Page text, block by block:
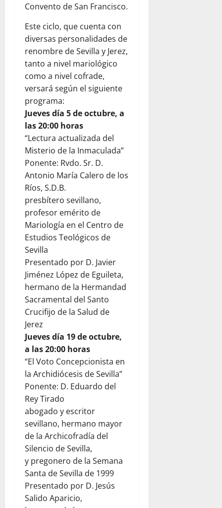
Convento de San Francisco.
Este ciclo, que cuenta con
diversas personalidades de
renombre de Sevilla y Jerez,
tanto a nivel mariológico
como a nivel cofrade,
versará según el siguiente
programa:
Jueves día 5 de octubre, a
las 20:00 horas
“Lectura actualizada del
Misterio de la Inmaculada”
Ponente: Rvdo. Sr. D.
Antonio María Calero de los
Ríos, S.D.B.
presbítero sevillano,
profesor emérito de
Mariología en el Centro de
Estudios Teológicos de
Sevilla
Presentado por D. Javier
Jiménez López de Eguileta,
hermano de la Hermandad
Sacramental del Santo
Crucifijo de la Salud de
Jerez
Jueves día 19 de octubre,
a las 20:00 horas
“El Voto Concepcionista en
la Archidiócesis de Sevilla”
Ponente: D. Eduardo del
Rey Tirado
abogado y escritor
sevillano, hermano mayor
de la Archicofradía del
Silencio de Sevilla,
y pregonero de la Semana
Santa de Sevilla de 1999
Presentado por D. Jesús
Salido Aparicio,